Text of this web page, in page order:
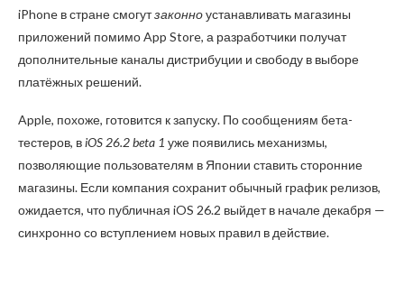
iPhone в стране смогутзаконноустанавливать магазины
приложений помимо App Store, а разработчики получат
дополнительные каналы дистрибуции и свободу в выборе
платёжных решений.
Apple, похоже, готовится к запуску. По сообщениям бета-
тестеров, вiOS 26.2 beta 1 уже появились механизмы,
позволяющие пользователям в Японии ставить сторонние
магазины. Если компания сохранит обычный график релизов,
ожидается, что публичная iOS 26.2 выйдет в начале декабря —
синхронно со вступлением новых правил в действие.